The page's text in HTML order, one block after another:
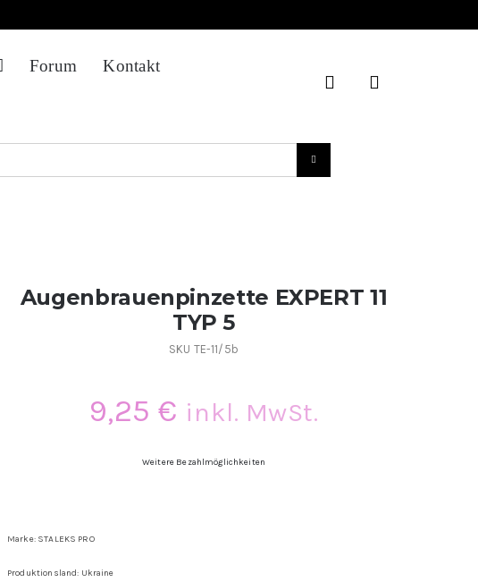
Forum
Kontakt
Augenbrauenpinzette EXPERT 11
TYP 5
SKU TE-11/5b
9,25€ inkl. MwSt.
Weitere Bezahlmöglichkeiten
Marke: STALEKS PRO
Produktionsland: Ukraine